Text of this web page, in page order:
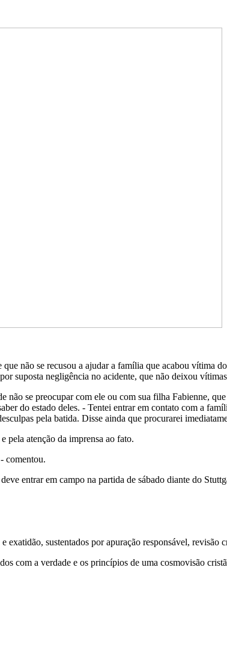
não se recusou a ajudar a família que acabou vítima
suposta negligência no acidente, que não deixou
se preocupar com ele ou com sua filha Fabienne,
do estado deles. - Tentei entrar em contato com a
pela batida. Disse ainda que procurarei
pela atenção da imprensa ao fato.
comentou.
entrar em campo na partida de sábado diante do
sustentados por apuração responsável, revisão
com a verdade e os princípios de uma cosmovisão